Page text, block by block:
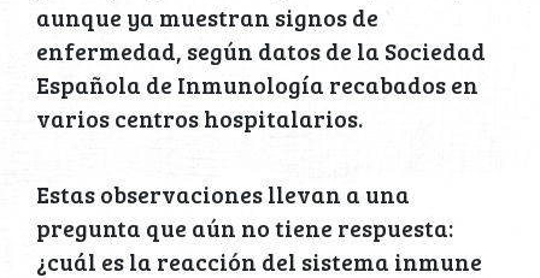
aunque ya muestran signos de
enfermedad, según datos de la Sociedad
Española de Inmunología recabados en
varios centros hospitalarios.
Estas observaciones llevan a una
pregunta que aún no tiene respuesta:
¿cuál es la reacción del sistema inmune